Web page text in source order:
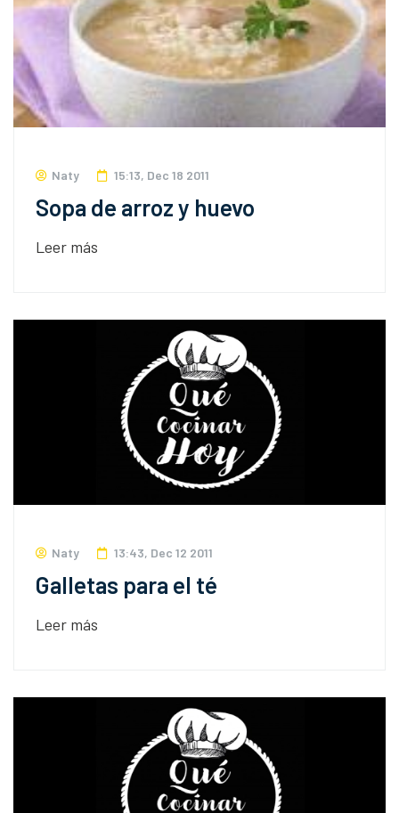
Naty 15:13, Dec 18 2011
Sopa de arroz y huevo
Leer más
Naty 13:43, Dec 12 2011
Galletas para el té
Leer más